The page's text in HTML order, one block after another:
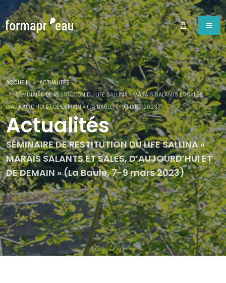
Actualités
SÉMINAIRE DE RESTITUTION DU LIFE SALLINA «
MARAIS SALANTS ET SALÉS, D’AUJOURD’HUI ET
DE DEMAIN » (La Baule, 7-9 mars 2023)
ACCUEIL
ACTUALITÉS
SÉMINAIRE DE RESTITUTION DU LIFE SALLINA « MARAIS SALANTS ET SALÉS,
D’AUJOURD’HUI ET DE DEMAIN » (LA BAULE, 7-9 MARS 2023)